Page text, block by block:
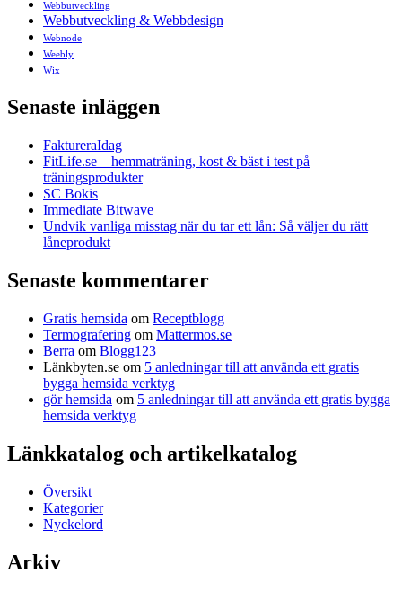
Webbutveckling
Webbutveckling & Webbdesign
Webnode
Weebly
Wix
Senaste inläggen
FaktureraIdag
FitLife.se – hemmaträning, kost & bäst i test på
träningsprodukter
SC Bokis
Immediate Bitwave
Undvik vanliga misstag när du tar ett lån: Så väljer du rätt
låneprodukt
Senaste kommentarer
Gratis hemsida om Receptblogg
Termografering om Mattermos.se
Berra om Blogg123
Länkbyten.se om 5 anledningar till att använda ett gratis
bygga hemsida verktyg
gör hemsida om 5 anledningar till att använda ett gratis bygga
hemsida verktyg
Länkkatalog och artikelkatalog
Översikt
Kategorier
Nyckelord
Arkiv